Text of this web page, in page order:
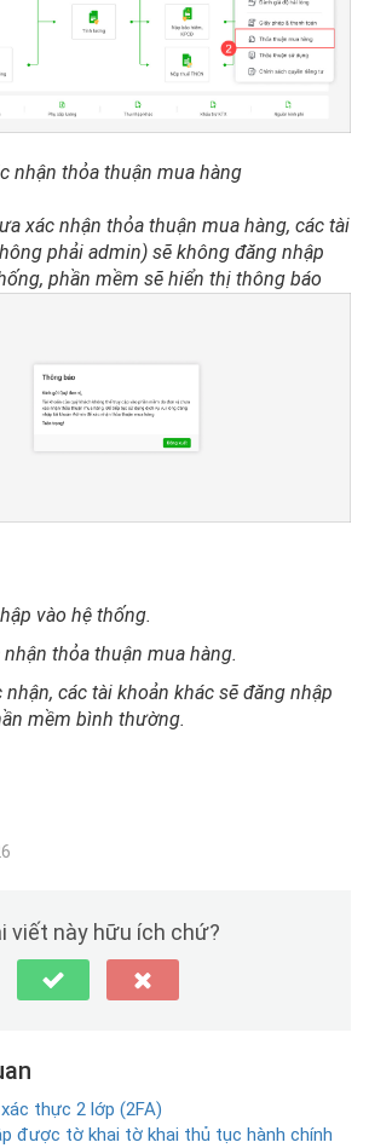
nhận thỏa thuận mua hàng
xác nhận thỏa thuận mua hàng, các tài
phải admin) sẽ không đăng nhập
phần mềm sẽ hiển thị thông báo
vào hệ thống.
thỏa thuận mua hàng.
nhận, các tài khoản khác sẽ đăng nhập
mềm bình thường.
viết này hữu ích chứ?
thực 2 lớp (2FA)
được tờ khai tờ khai thủ tục hành chính